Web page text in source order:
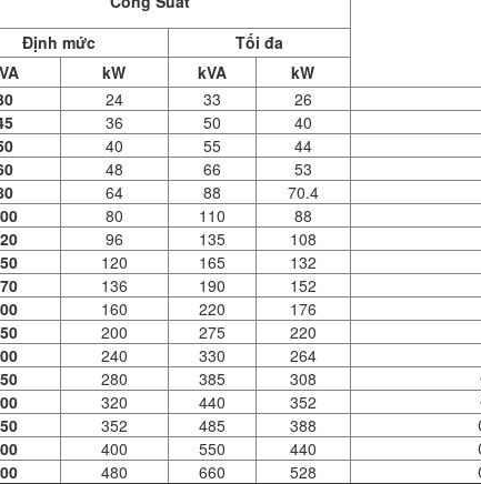
Định mức
Tối đa
kW kVA
kW
24 33 26
36 50 40
40 55 44
48 66 53
64 88 70.4
80 110 88
96 135 108
120 165 132
136 190 152
160 220 176
200 275 220
240 330 264
280 385 308
320 440 352
352 485 388
400 550 440
480 660 528